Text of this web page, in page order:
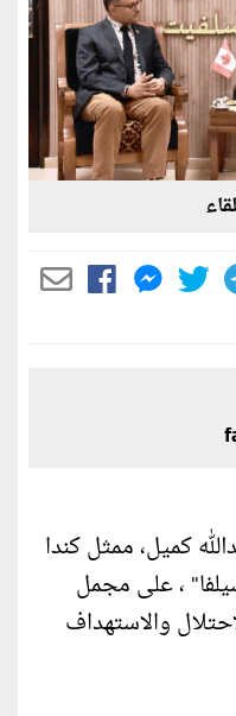
كميل، ممثل كندا
، على مجمل
والاستهداف